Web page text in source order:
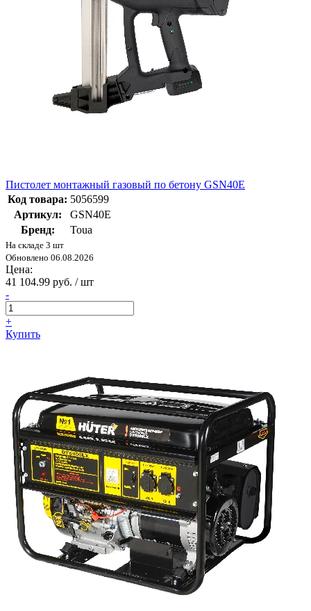
Пистолет монтажный газовый по бетону GSN40E
Код товара: 5056599
Артикул:
GSN40E
Бренд:
Toua
На складе 3 шт
Обновлено 06.08.2026
Цена:
41 104.99 руб. / шт
-
+
Купить